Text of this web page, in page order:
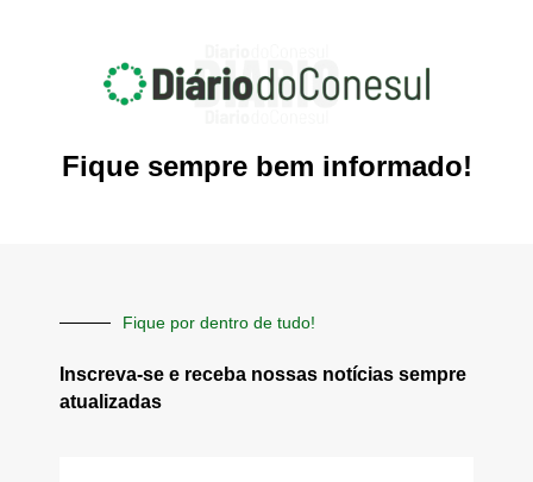
Fique sempre bem informado!
Fique por dentro de tudo!
Inscreva-se e receba nossas notícias sempre
atualizadas